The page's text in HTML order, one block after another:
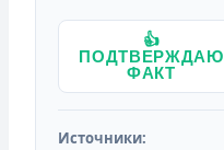
👍
ПОДТВЕРЖДАЮ
ФАКТ
Источники: